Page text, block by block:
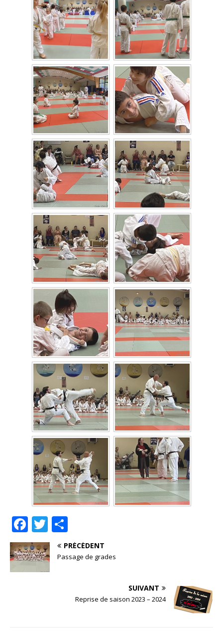
F
a
c
e
T
w
it
te
ar
ta
PRÉCÉDENT
Passage de grades
SUIVANT
Reprise de saison 2023 – 2024